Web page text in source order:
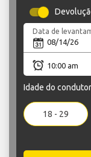
Data de
Idade do
18 - 29